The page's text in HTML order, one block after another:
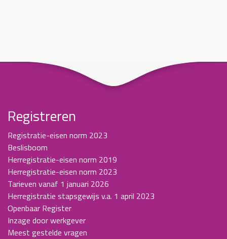
Registreren
Registratie-eisen norm 2023
Beslisboom
Herregistratie-eisen norm 2019
Herregistratie-eisen norm 2023
Tarieven vanaf 1 januari 2026
Herregistratie stapsgewijs v.a. 1 april 2023
Openbaar Register
Inzage door werkgever
Meest gestelde vragen